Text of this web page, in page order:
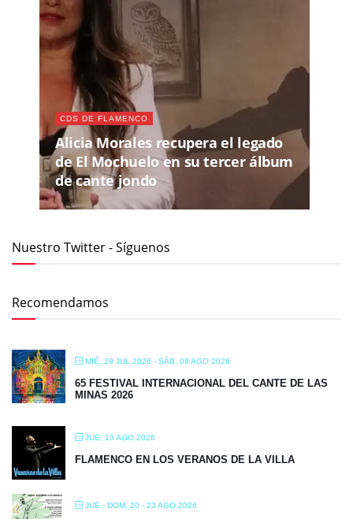
CDS DE FLAMENCO
Alicia Morales recupera el legado
de El Mochuelo en su tercer álbum
de cante jondo
Nuestro Twitter - Síguenos
Recomendamos
MIÉ, 29 JUL 2026 - SÁB, 08 AGO 2026
65 FESTIVAL INTERNACIONAL DEL CANTE DE LAS
MINAS 2026
JUE, 13 AGO 2026
FLAMENCO EN LOS VERANOS DE LA VILLA
JUE - DOM, 20 - 23 AGO 2026